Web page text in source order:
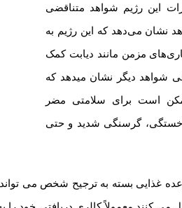
این رژیم شواهد متناقضی
نشان می‌دهد که این رژیم به
مزمن مانند دیابت کمک
شواهد دیگر نشان میدهد که
است برای سلامتی مضر
خستگی، گرسنگی شدید و حتی
غذایی بسته به ترجیح شخص می